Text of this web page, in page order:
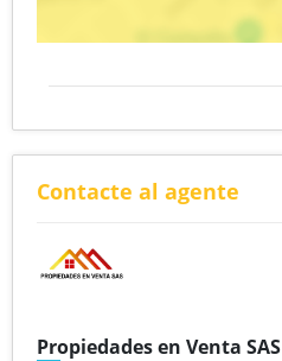
Contacte al agente
Propiedades en Venta SAS